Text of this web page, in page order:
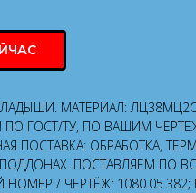
МАТЕРИАЛ:
ПО ГОСТ/ТУ, ПО ВАШИМ
ПОСТАВКА: ОБРАБОТКА,
ПОСТАВЛЯЕМ ПО
/ ЧЕРТЁЖ: 1080.05.382;